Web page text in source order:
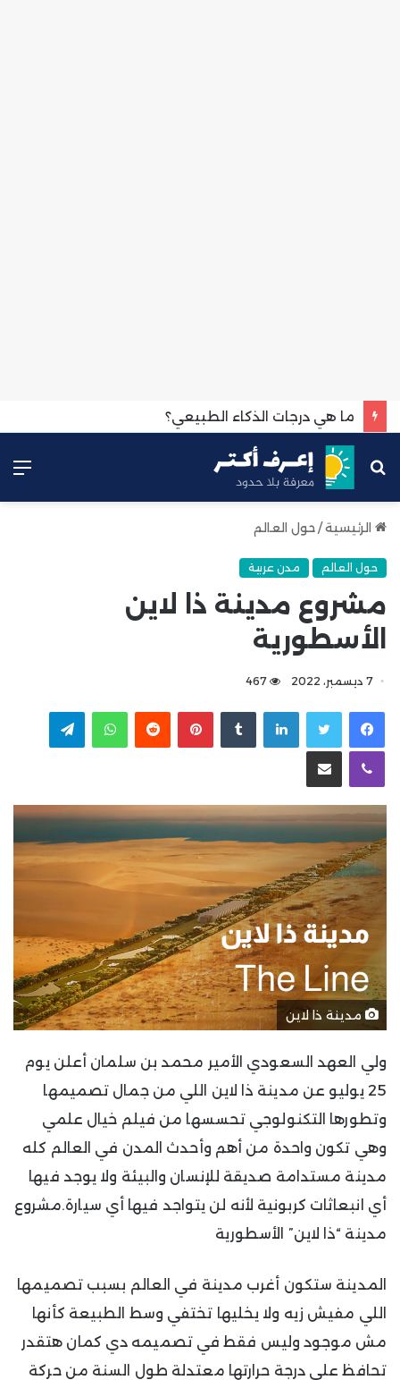
ما هي درجات الذكاء الطبيعي؟
بحث
عن
الرئيسية/حول العالم
حول العالم مدن عربية
مشروع مدينة ذا لاين
الأسطورية
7 ديسمبر، 2022 467
لينكدإن بينتيريست واتسابتيلقرام
ڤايبر مشاركة عبر البريد
مدينة ذا لاين
ولي العهد السعودي الأمير محمد بن سلمان أعلن يوم
25 يوليو عن مدينة ذا لاين اللي من جمال تصميمها
وتطورها التكنولوجي تحسسها من فيلم خيال علمي
وهي تكون واحدة من أهم وأحدث المدن في العالم كله
مدينة مستدامة صديقة للإنسان والبيئة ولا يوجد فيها
أي انبعاثات كربونية لأنه لن يتواجد فيها أي سيارة.مشروع
مدينة “ذا لاين” الأسطورية
المدينة ستكون أغرب مدينة في العالم بسبب تصميمها
اللي مفيش زيه ولا يخليها تختفي وسط الطبيعة كأنها
مش موجود وليس فقط في تصميمه دي كمان هتقدر
تحافظ على درجة حرارتها معتدلة طول السنة من حركة